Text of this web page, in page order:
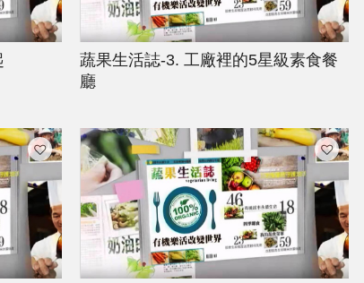
蔬果生活誌-3. 工廠裡的5星級素食餐
廳